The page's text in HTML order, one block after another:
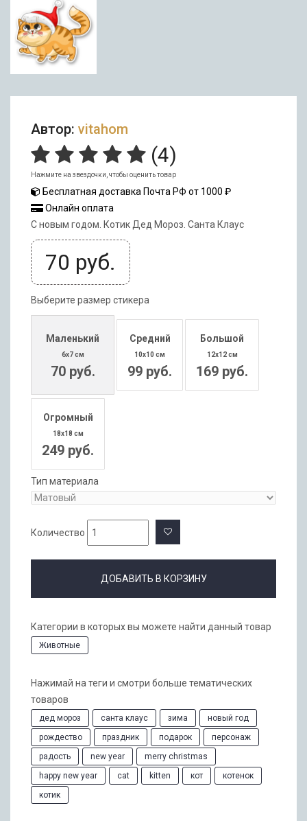
Автор: vitahom
(4)
Нажмите на звездочки, чтобы оценить товар
Бесплатная доставка Почта РФ от 1000 ₽
Онлайн оплата
С новым годом. Котик Дед Мороз. Санта Клаус
70 руб.
Выберите размер стикера
Маленький
6x7 см
70 руб.
Средний
10x10 см
99 руб.
Большой
12x12 см
169 руб.
Огромный
18x18 см
249 руб.
Тип материала
Количество
ДОБАВИТЬ В КОРЗИНУ
Категории в которых вы можете найти данный товар
Животные
Нажимай на теги и смотри больше тематических
товаров
дед мороз санта клаус зима
новый год
рождество
праздник подарок
персонаж
радость
new year
merry christmas
happy new year
cat kitten кот
котенок
котик